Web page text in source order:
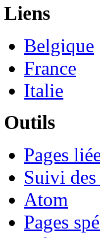
Liens
Belgique
France
Italie
Outils
Pages
Suivi des
Atom
Pages